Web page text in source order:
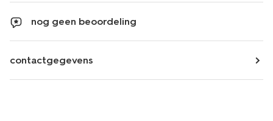
nog geen beoordeling
contactgegevens